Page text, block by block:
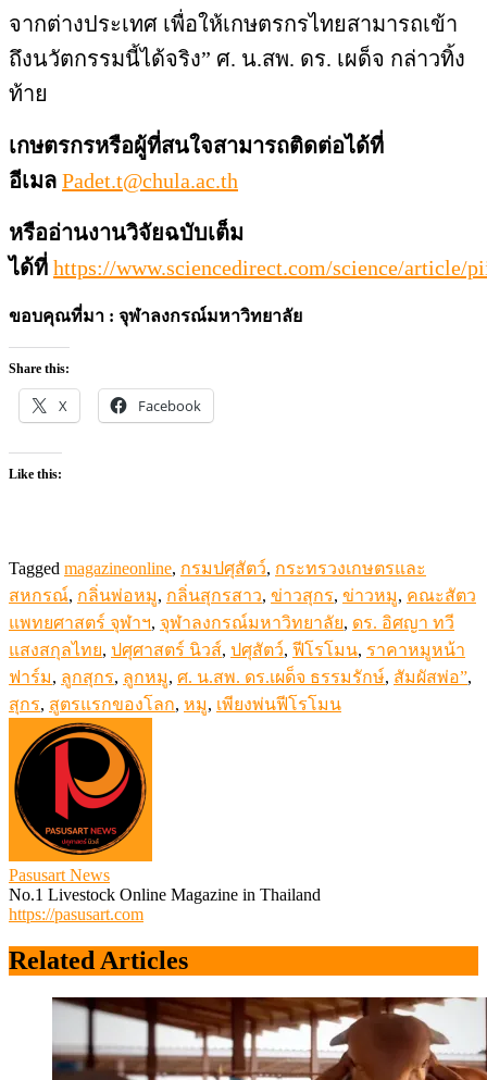
จากต่างประเทศ เพื่อให้เกษตรกรไทยสามารถเข้า
ถึงนวัตกรรมนี้ได้จริง” ศ. น.สพ. ดร. เผด็จ กล่าวทิ้ง
ท้าย
เกษตรกรหรือผู้ที่สนใจสามารถติดต่อได้ที่
อีเมล Padet.t@chula.ac.th
หรืออ่านงานวิจัยฉบับเต็ม
ได้ที่ https://www.sciencedirect.com/science/article/
ขอบคุณที่มา : จุฬาลงกรณ์มหาวิทยาลัย
Share this:
X Facebook
Like this:
Tagged magazineonline, กรมปศุสัตว์, กระทรวงเกษตรและ
สหกรณ์, กลิ่นพ่อหมู, กลิ่นสุกรสาว, ข่าวสุกร, ข่าวหมู, คณะสัตว
แพทยศาสตร์ จุฬาฯ, จุฬาลงกรณ์มหาวิทยาลัย, ดร. อิศญา ทวี
แสงสกุลไทย, ปศุศาสตร์ นิวส์, ปศุสัตว์, ฟีโรโมน, ราคาหมูหน้า
ฟาร์ม, ลูกสุกร, ลูกหมู, ศ. น.สพ. ดร.เผด็จ ธรรมรักษ์, สัมผัสพ่อ”,
สุกร, สูตรแรกของโลก, หมู, เพียงพ่นฟีโรโมน
Pasusart News
No.1 Livestock Online Magazine in Thailand
https://pasusart.com
Related Articles